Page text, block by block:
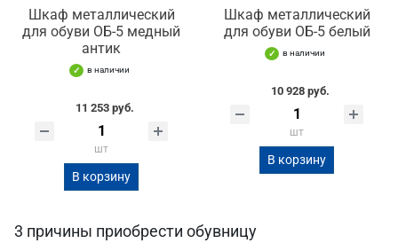
Шкаф металлический
для обуви ОБ-5 медный
антик
в наличии
11 253 руб.
шт
В корзину
Шкаф металлический
для обуви ОБ-5 белый
в наличии
10 928 руб.
шт
В корзину
3 причины приобрести обувницу